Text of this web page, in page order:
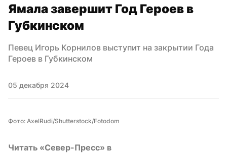
Ямала завершит Год Героев в
Губкинском
Певец Игорь Корнилов выступит на закрытии Года
Героев в Губкинском
05 декабря 2024
Фото: AxelRudi/Shutterstock/Fotodom
Читать «Север-Пресс» в